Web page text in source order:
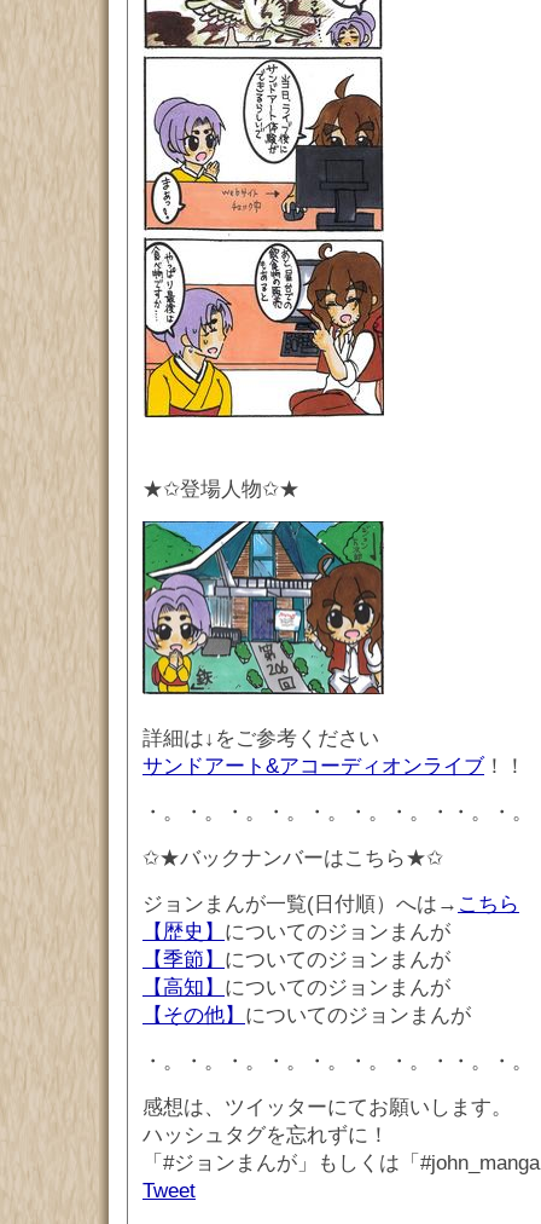
★✩登場人物✩★
詳細は↓をご参考ください
サンドアート&アコーディオンライブ！！
・。・。・。・。・。・。・。・・。・
✩★バックナンバーはこちら★✩
ジョンまんが一覧(日付順）へは→ こちら
【歴史】 についてのジョンまんが
【季節】 についてのジョンまんが
【高知】 についてのジョンまんが
【その他】 についてのジョンまんが
・。・。・。・。・。・。・。・・。・
感想は、ツイッターにてお願いします。
ハッシュタグを忘れずに！
「#ジョンまんが」もしくは「
Tweet